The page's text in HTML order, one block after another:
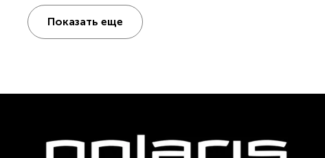
Для правильного и надежного
Polaris рекомендуем следовать
сразу заверните крышку, не
чтобы смочить все уплотнения,
Показать еще